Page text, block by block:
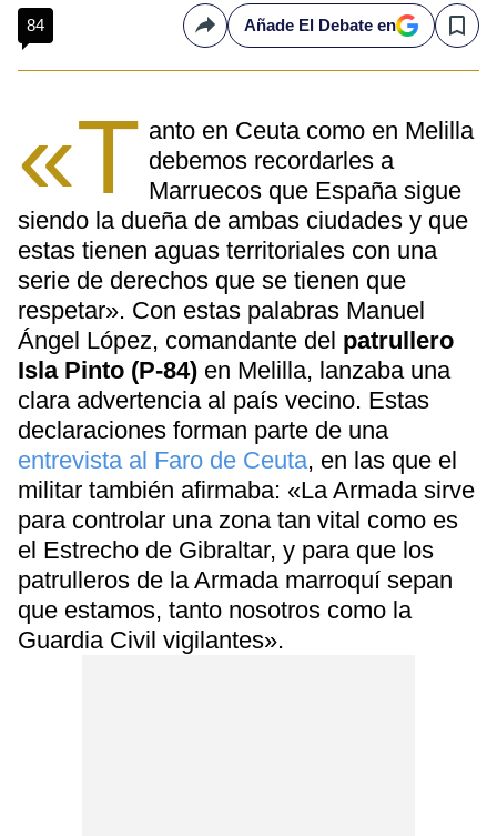
84 CompartirAñade El Debate en Save
«T anto en Ceuta como en Melilla
debemos recordarles a
Marruecos que España sigue
siendo la dueña de ambas ciudades y que
estas tienen aguas territoriales con una
serie de derechos que se tienen que
respetar». Con estas palabras Manuel
Ángel López, comandante del patrullero
Isla Pinto (P-84) en Melilla, lanzaba una
clara advertencia al país vecino. Estas
declaraciones forman parte de una
entrevista al Faro de Ceuta, en las que el
militar también afirmaba: «La Armada sirve
para controlar una zona tan vital como es
el Estrecho de Gibraltar, y para que los
patrulleros de la Armada marroquí sepan
que estamos, tanto nosotros como la
Guardia Civil vigilantes».